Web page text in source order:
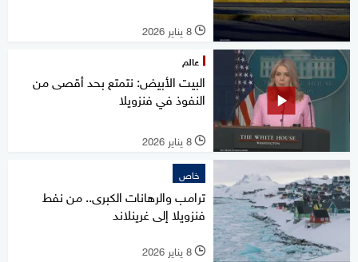
l 8 يناير 2026
عالم
البيت الأبيض: نتمتع بحد أقصى من
النفوذ في فنزويلا
l 8 يناير 2026
خاص
ترامب والرهانات الكبرى.. من نفط
فنزويلا إلى غرينلاند
l 8 يناير 2026